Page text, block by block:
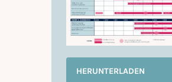
HERUNTERLADEN